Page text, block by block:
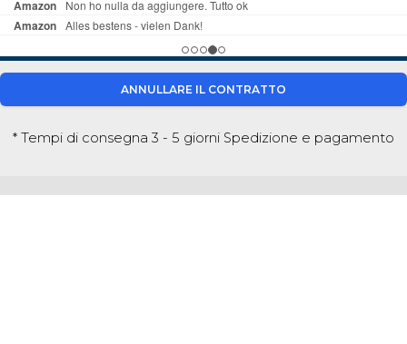
ANNULLARE IL CONTRATTO
* Tempi di consegna 3 - 5 giorni Spedizione e pagamento